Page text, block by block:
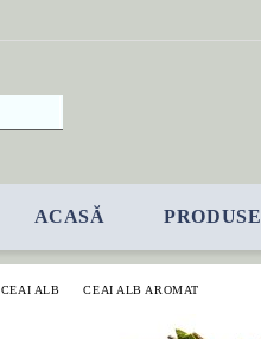
ACASĂ PRODUSE
CEAI ALB CEAI ALB AROMAT